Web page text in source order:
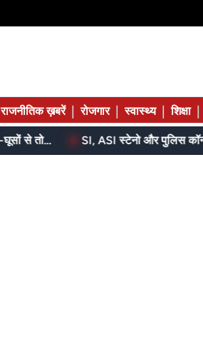
राजनीतिक ख़बरें रोजगार स्वास्थ्य शिक्षा
बेटे ने मां को दिए थे पैसे, मांगने पर मना किया तो पति ने लात-घूसों से तोड़ी तिल्ली; गिरफ्तार